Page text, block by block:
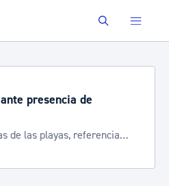
Buscar
presencia de
de las playas, referencia